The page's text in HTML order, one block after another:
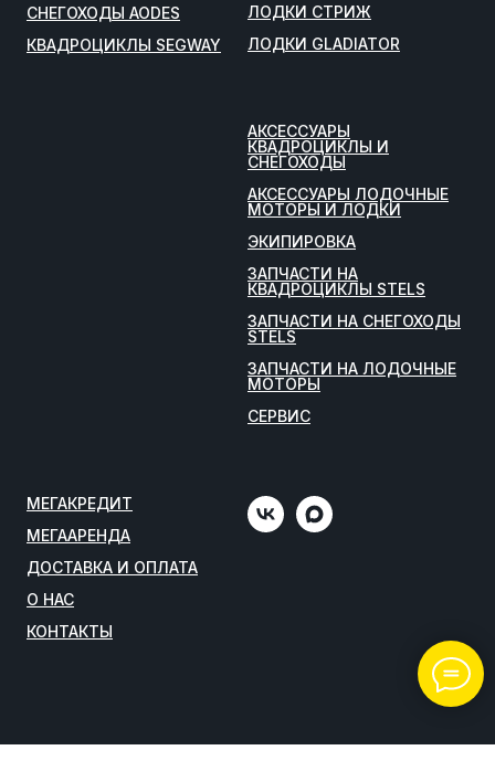
СНЕГОХОДЫ AODES
КВАДРОЦИКЛЫ SEGWAY
ЛОДКИ СТРИЖ
ЛОДКИ GLADIATOR
АКСЕССУАРЫ
КВАДРОЦИКЛЫ И
СНЕГОХОДЫ
АКСЕССУАРЫ ЛОДОЧНЫЕ
МОТОРЫ И ЛОДКИ
ЭКИПИРОВКА
ЗАПЧАСТИ НА
КВАДРОЦИКЛЫ STELS
ЗАПЧАСТИ НА СНЕГОХОДЫ
STELS
ЗАПЧАСТИ НА ЛОДОЧНЫЕ
МОТОРЫ
СЕРВИС
МЕГАКРЕДИТ
МЕГААРЕНДА
ДОСТАВКА И ОПЛАТА
О НАС
КОНТАКТЫ